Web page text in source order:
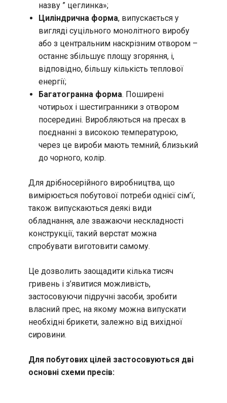
назву ” цеглинка»;
Циліндрична форма, випускається у
вигляді суцільного монолітного виробу
або з центральним наскрізним отвором –
останнє збільшує площу згоряння, і,
відповідно, більшу кількість теплової
енергії;
Багатогранна форма. Поширені
чотирьох і шестигранники з отвором
посередині. Виробляються на пресах в
поєднанні з високою температурою,
через це вироби мають темний, близький
до чорного, колір.
Для дрібносерійного виробництва, що
вимірюється побутової потреби однієї сім’ї,
також випускаються деякі види
обладнання, але зважаючи нескладності
конструкції, такий верстат можна
спробувати виготовити самому.
Це дозволить заощадити кілька тисяч
гривень і з’явитися можливість,
застосовуючи підручні засоби, зробити
власний прес, на якому можна випускати
необхідні брикети, залежно від вихідної
сировини.
Для побутових цілей застосовуються дві
основні схеми пресів: